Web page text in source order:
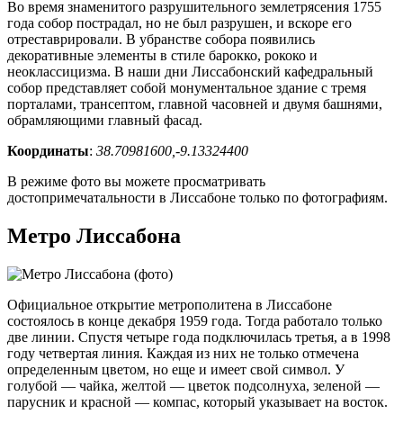
Во время знаменитого разрушительного землетрясения 1755
года собор пострадал, но не был разрушен, и вскоре его
отреставрировали. В убранстве собора появились
декоративные элементы в стиле барокко, рококо и
неоклассицизма. В наши дни Лиссабонский кафедральный
собор представляет собой монументальное здание с тремя
порталами, трансептом, главной часовней и двумя башнями,
обрамляющими главный фасад.
Координаты: 38.70981600,-9.13324400
В режиме фото вы можете просматривать
достопримечатальности в Лиссабоне только по фотографиям.
Метро Лиссабона
Официальное открытие метрополитена в Лиссабоне
состоялось в конце декабря 1959 года. Тогда работало только
две линии. Спустя четыре года подключилась третья, а в 1998
году четвертая линия. Каждая из них не только отмечена
определенным цветом, но еще и имеет свой символ. У
голубой — чайка, желтой — цветок подсолнуха, зеленой —
парусник и красной — компас, который указывает на восток.